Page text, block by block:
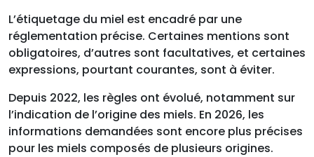
L’étiquetage du miel est encadré par une
réglementation précise. Certaines mentions sont
obligatoires, d’autres sont facultatives, et certaines
expressions, pourtant courantes, sont à éviter.
Depuis 2022, les règles ont évolué, notamment sur
l’indication de l’origine des miels. En 2026, les
informations demandées sont encore plus précises
pour les miels composés de plusieurs origines.